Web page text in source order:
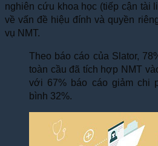
nghiên cứu khoa học (tiếp cận tài
về vấn đề hiệu đính và quyền
vụ NMT.
Theo báo cáo của Slator,
toàn cầu đã tích hợp NMT
với 67% báo cáo giảm chi
bình 32%.